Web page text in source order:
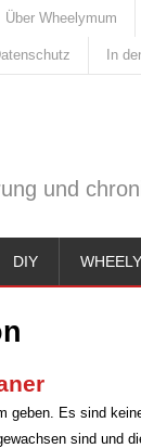
Über Wheelymum
In
und
DIY
geben. Es sind
sind und